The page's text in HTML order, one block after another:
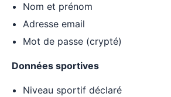
Nom et prénom
Adresse email
Mot de passe (crypté)
Données sportives
Niveau sportif déclaré